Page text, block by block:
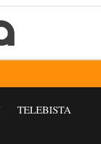
TELEBISTA